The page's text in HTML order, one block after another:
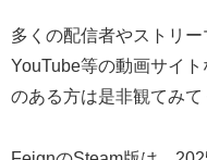
多くの配信者やストリ
YouTube等の動画サイ
のある方は是非観てみて